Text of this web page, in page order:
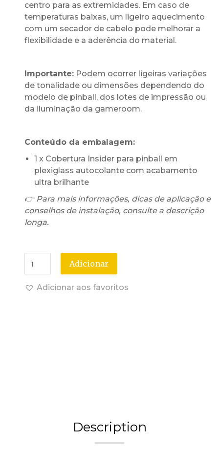
centro para as extremidades. Em caso de
temperaturas baixas, um ligeiro aquecimento
com um secador de cabelo pode melhorar a
flexibilidade e a aderência do material.
Importante: Podem ocorrer ligeiras variações
de tonalidade ou dimensões dependendo do
modelo de pinball, dos lotes de impressão ou
da iluminação da gameroom.
Conteúdo da embalagem:
1 x Cobertura Insider para pinball em
plexiglass autocolante com acabamento
ultra brilhante
👉 Para mais informações, dicas de aplicação e
conselhos de instalação, consulte a descrição
longa.
Adicionar
Adicionar aos favoritos
Description